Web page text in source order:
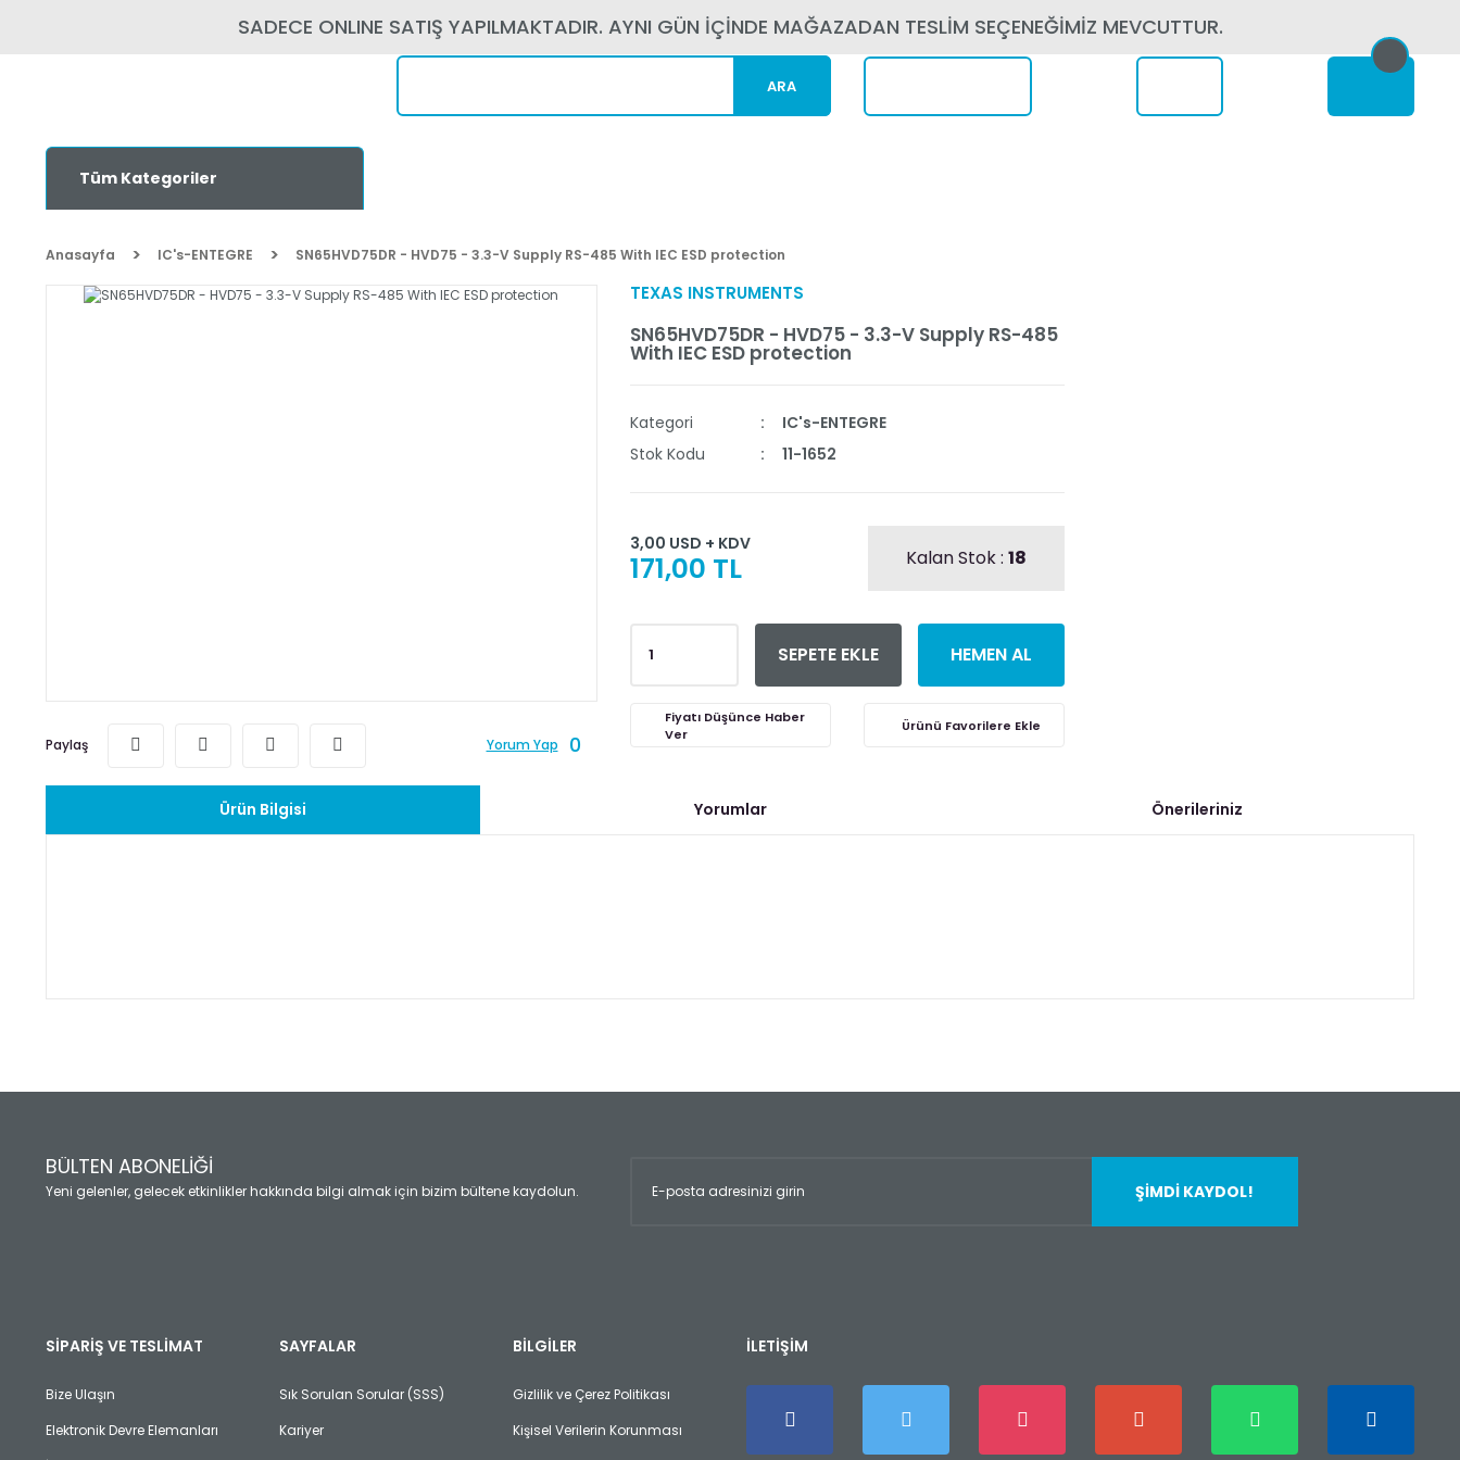
SADECE ONLINE SATIŞ YAPILMAKTADIR. AYNI GÜN İÇİNDE MAĞAZADAN TESLİM SEÇENEĞİMİZ MEVCUTTUR.
ARA
Tüm Kategoriler
Anasayfa IC's-ENTEGRE SN65HVD75DR - HVD75 - 3.3-V Supply RS-485 With IEC ESD protection
Paylaş Yorum Yap 0
TEXAS INSTRUMENTS
SN65HVD75DR - HVD75 - 3.3-V Supply RS-485
With IEC ESD protection
Kategori
IC's-ENTEGRE
Stok Kodu
11-1652
3,00 USD + KDV
171,00 TL Kalan Stok : 18
SEPETE EKLE HEMEN AL
Fiyatı Düşünce Haber
Ver
Ürün Bilgisi Yorumlar Önerileriniz
Yorum Yaz
Ürün açıklamasında eksik bilgiler bulunuyor.
Ürün fiyatı diğer sitelerden daha pahalı.
Bu ürüne benzer farklı alternatifler olmalı.
BÜLTEN ABONELİĞİ
Yeni gelenler, gelecek etkinlikler hakkında bilgi almak için bizim bültene kaydolun. ŞİMDİ KAYDOL!
SİPARİŞ VE TESLİMAT
Bize Ulaşın
Elektronik Devre Elemanları
SAYFALAR
Sık Sorulan Sorular (SSS)
Kariyer
BİLGİLER
Gizlilik ve Çerez Politikası
Kişisel Verilerin Korunması
İLETİŞİM